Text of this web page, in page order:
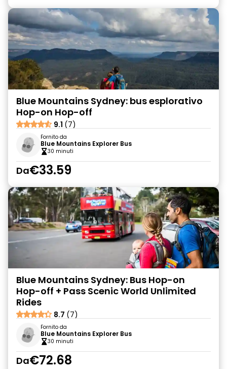
Blue Mountains Sydney: bus esplorativo
Hop-on Hop-off
9.1 (7)
Fornito da
Blue Mountains Explorer Bus
30 minuti
Da€33.59
Blue Mountains Sydney: Bus Hop-on
Hop-off + Pass Scenic World Unlimited
Rides
8.7 (7)
Fornito da
Blue Mountains Explorer Bus
30 minuti
Da€72.68